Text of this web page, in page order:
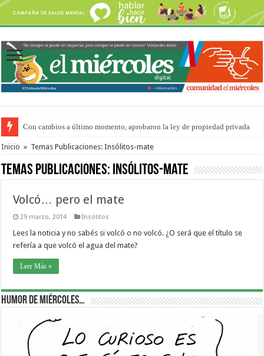
Con cambios a último momento, aprobaron la ley de propiedad privada
Del viernes 7 al domingo 9 de agosto: la agenda ¿A dónde ir? para este
Inicio » Temas Publicaciones: Insólitos-mate
Temas Publicaciones: Insólitos-mate
Volcó… pero el mate
29 marzo, 2014 Insólitos
Lees la noticia y no sabés si volcó o no volcó. ¿O será que el título se
refería a que volcó el agua del mate?
Leer Más »
Humor de Miércoles…